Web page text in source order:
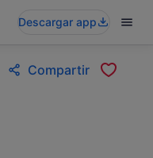
Descargar app
Compartir